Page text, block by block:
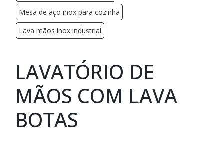
Mesa de aço inox para cozinha
Lava mãos inox industrial
LAVATÓRIO DE
MÃOS COM LAVA
BOTAS